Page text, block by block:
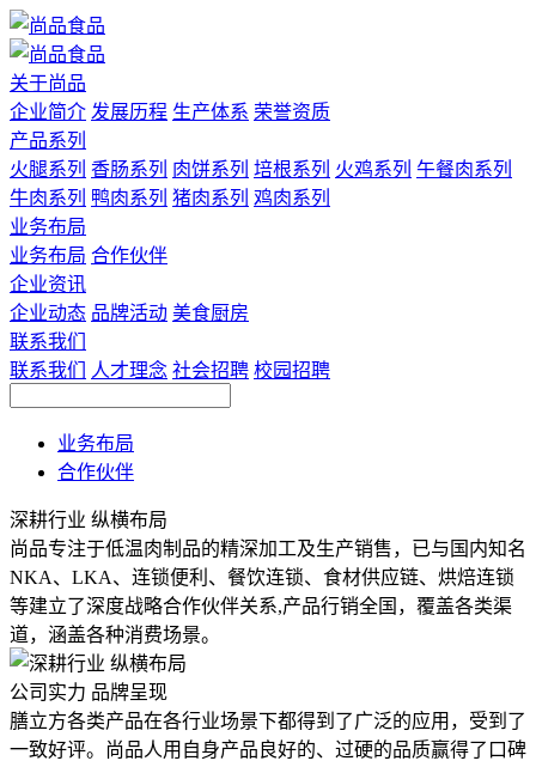
关于尚品
企业简介 发展历程 生产体系 荣誉资质
产品系列
火腿系列 香肠系列 肉饼系列 培根系列 火鸡系列 午餐肉系列
牛肉系列 鸭肉系列 猪肉系列 鸡肉系列
业务布局
业务布局 合作伙伴
企业资讯
企业动态 品牌活动 美食厨房
联系我们
联系我们
人才理念 社会招聘 校园招聘
业务布局
合作伙伴
深耕行业 纵横布局
尚品专注于低温肉制品的精深加工及生产销售，已与国内知名
NKA、LKA、连锁便利、餐饮连锁、食材供应链、烘焙连锁
等建立了深度战略合作伙伴关系,产品行销全国，覆盖各类渠
道，涵盖各种消费场景。
公司实力 品牌呈现
膳立方各类产品在各行业场景下都得到了广泛的应用，受到了
一致好评。尚品人用自身产品良好的、过硬的品质赢得了口碑